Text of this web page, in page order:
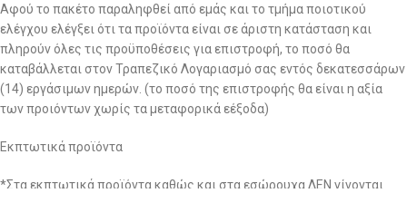
Αφού το πακέτο παραληφθεί από εμάς και το τμήμα ποιοτικού
ελέγχου ελέγξει ότι τα προϊόντα είναι σε άριστη κατάσταση και
πληρούν όλες τις προϋποθέσεις για επιστροφή, το ποσό θα
καταβάλλεται στον Τραπεζικό Λογαριασμό σας εντός δεκατεσσάρων
(14) εργάσιμων ημερών. (το ποσό της επιστροφής θα είναι η αξία
των προιόντων χωρίς τα μεταφορικά εέξοδα)
Εκπτωτικά προϊόντα
*Στα εκπτωτικά προϊόντα καθώς και στα εσώρουχα ΔΕΝ γίνονται